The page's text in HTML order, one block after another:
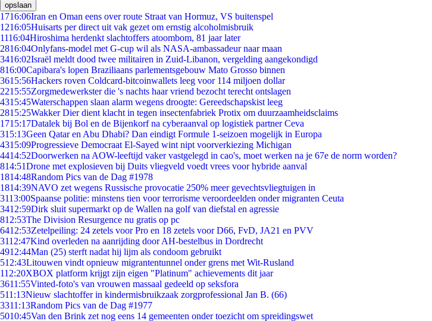
opslaan
1716:06Iran en Oman eens over route Straat van Hormuz, VS buitenspel
1216:05Huisarts per direct uit vak gezet om ernstig alcoholmisbruik
1116:04Hiroshima herdenkt slachtoffers atoombom, 81 jaar later
2816:04Onlyfans-model met G-cup wil als NASA-ambassadeur naar maan
3416:02Israël meldt dood twee militairen in Zuid-Libanon, vergelding aangekondigd
816:00Capibara's lopen Braziliaans parlementsgebouw Mato Grosso binnen
3615:56Hackers roven Coldcard-bitcoinwallets leeg voor 114 miljoen dollar
2215:55Zorgmedewerkster die 's nachts haar vriend bezocht terecht ontslagen
4315:45Waterschappen slaan alarm wegens droogte: Gereedschapskist leeg
2815:25Wakker Dier dient klacht in tegen insectenfabriek Protix om duurzaamheidsclaims
1715:17Datalek bij Bol en de Bijenkorf na cyberaanval op logistiek partner Ceva
315:13Geen Qatar en Abu Dhabi? Dan eindigt Formule 1-seizoen mogelijk in Europa
4315:09Progressieve Democraat El-Sayed wint nipt voorverkiezing Michigan
4414:52Doorwerken na AOW-leeftijd vaker vastgelegd in cao's, moet werken na je 67e de norm worden?
814:51Drone met explosieven bij Duits vliegveld voedt vrees voor hybride aanval
1814:48Random Pics van de Dag #1978
1814:39NAVO zet wegens Russische provocatie 250% meer gevechtsvliegtuigen in
3113:00Spaanse politie: minstens tien voor terrorisme veroordeelden onder migranten Ceuta
3412:59Dirk sluit supermarkt op de Wallen na golf van diefstal en agressie
812:53The Division Resurgence nu gratis op pc
6412:53Zetelpeiling: 24 zetels voor Pro en 18 zetels voor D66, FvD, JA21 en PVV
3112:47Kind overleden na aanrijding door AH-bestelbus in Dordrecht
4912:44Man (25) sterft nadat hij lijm als condoom gebruikt
512:43Litouwen vindt opnieuw migrantentunnel onder grens met Wit-Rusland
112:20XBOX platform krijgt zijn eigen "Platinum" achievements dit jaar
3611:55Vinted-foto's van vrouwen massaal gedeeld op seksfora
511:13Nieuw slachtoffer in kindermisbruikzaak zorgprofessional Jan B. (66)
3311:13Random Pics van de Dag #1977
5010:45Van den Brink zet nog eens 14 gemeenten onder toezicht om spreidingswet